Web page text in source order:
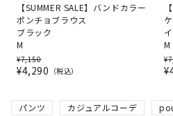
【SUMMER SALE】バンドカラー
ポンチョブラウス
ブラック
M
¥7,150
¥4,290 税込
M
¥
¥
パンツ カジュアルコーデ